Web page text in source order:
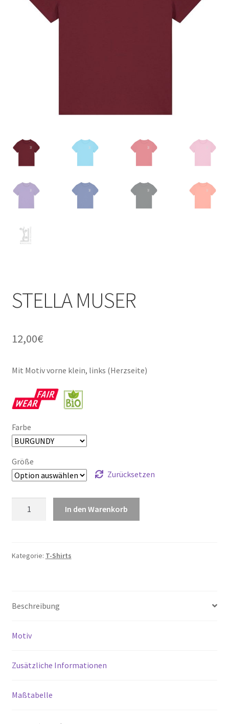
Versand
STELLA MUSER
12,00€
Mit Motiv vorne klein, links (Herzseite)
Farbe
Größe
Zurücksetzen
In den Warenkorb
Kategorie: T-Shirts
Beschreibung
Motiv
Zusätzliche Informationen
Maßtabelle